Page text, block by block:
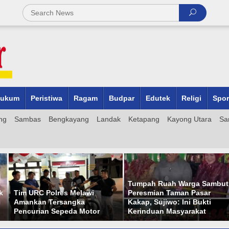
Peristiwa Ragam Budpar Edutek Religi
Sambas Bengkayang Landak Ketapang Kayong Utara
Tumpah Ruah Warga Sambut
Peresmian Taman Pasar
Kakap, Sujiwo: Ini Bukti
Kerinduan Masyarakat
Visitor Adiwiyata DLHK
Kalimantan Barat
MAN 2 Pontianak
Menuju Adiwiyata